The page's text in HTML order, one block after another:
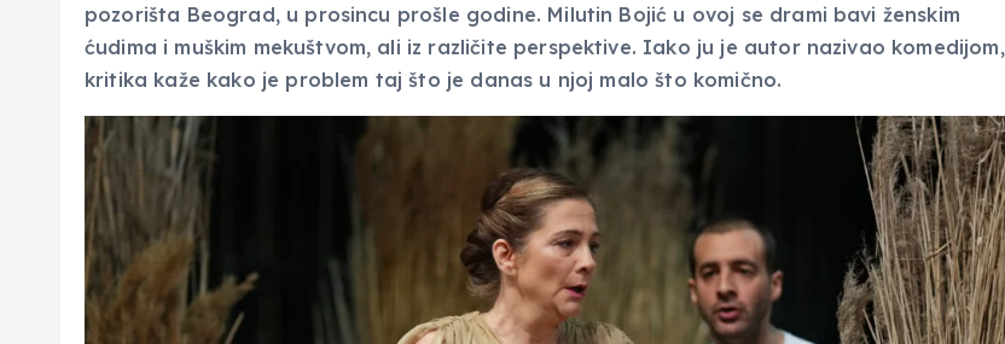
pozorišta Beograd, u prosincu prošle godine. Milutin Bojić u ovoj se drami bavi ženskim
ćudima i muškim mekuštvom, ali iz različite perspektive. Iako ju je autor nazivao komedijom,
kritika kaže kako je problem taj što je danas u njoj malo što komično.